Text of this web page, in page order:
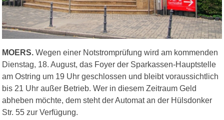
MOERS. Wegen einer Notstromprüfung wird am kommenden
Dienstag, 18. August, das Foyer der Sparkassen-Hauptstelle
am Ostring um 19 Uhr geschlossen und bleibt voraussichtlich
bis 21 Uhr außer Betrieb. Wer in diesem Zeitraum Geld
abheben möchte, dem steht der Automat an der Hülsdonker
Str. 55 zur Verfügung.